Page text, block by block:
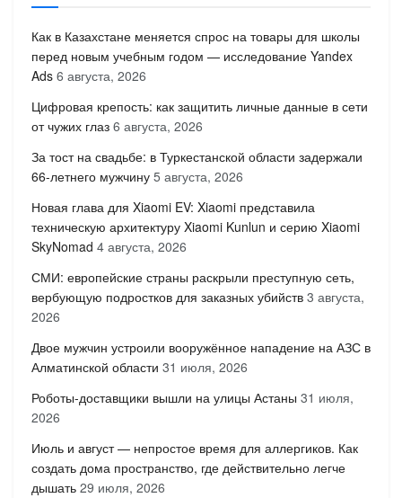
Как в Казахстане меняется спрос на товары для школы
перед новым учебным годом — исследование Yandex
Ads 6 августа, 2026
Цифровая крепость: как защитить личные данные в сети
от чужих глаз 6 августа, 2026
За тост на свадьбе: в Туркестанской области задержали
66-летнего мужчину 5 августа, 2026
Новая глава для Xiaomi EV: Xiaomi представила
техническую архитектуру Xiaomi Kunlun и серию Xiaomi
SkyNomad 4 августа, 2026
СМИ: европейские страны раскрыли преступную сеть,
вербующую подростков для заказных убийств 3 августа,
2026
Двое мужчин устроили вооружённое нападение на АЗС в
Алматинской области 31 июля, 2026
Роботы-доставщики вышли на улицы Астаны 31 июля,
2026
Июль и август — непростое время для аллергиков. Как
создать дома пространство, где действительно легче
дышать 29 июля, 2026